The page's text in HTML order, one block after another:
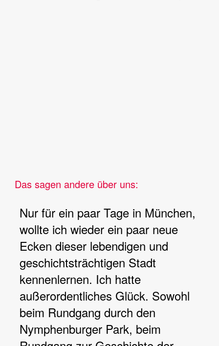
Das sagen andere über uns:
Nur für ein paar Tage in München,
wollte ich wieder ein paar neue
Ecken dieser lebendigen und
geschichtsträchtigen Stadt
kennenlernen. Ich hatte
außerordentliches Glück. Sowohl
beim Rundgang durch den
Nymphenburger Park, beim